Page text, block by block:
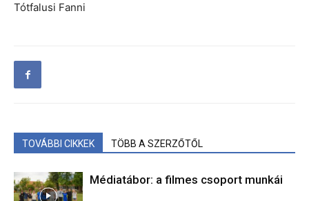
Tótfalusi Fanni
TOVÁBBI CIKKEK TÖBB A SZERZŐTŐL
Médiatábor: a filmes csoport munkái